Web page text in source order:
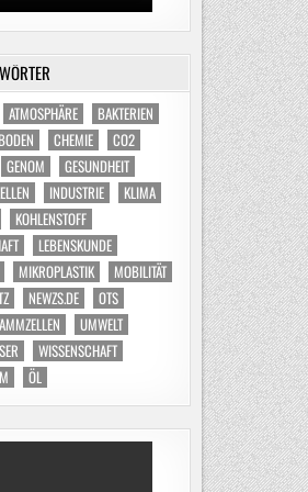
ATMOSPHÄRE
BAKTERIEN
BODEN CHEMIE
CO2
GENOM
GESUNDHEIT
INDUSTRIE
KLIMA
KOHLENSTOFF
LEBENSKUNDE
MIKROPLASTIK
MOBILITÄT
NEWZS.DE
OTS
UMWELT
WISSENSCHAFT
ÖL